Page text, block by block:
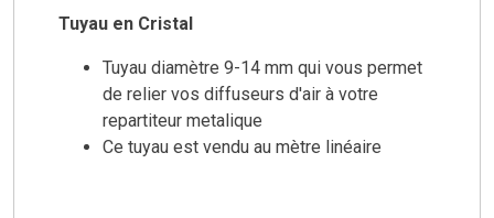
Tuyau en Cristal
Tuyau diamètre 9-14 mm qui vous permet
de relier vos diffuseurs d'air à votre
repartiteur metalique
Ce tuyau est vendu au mètre linéaire